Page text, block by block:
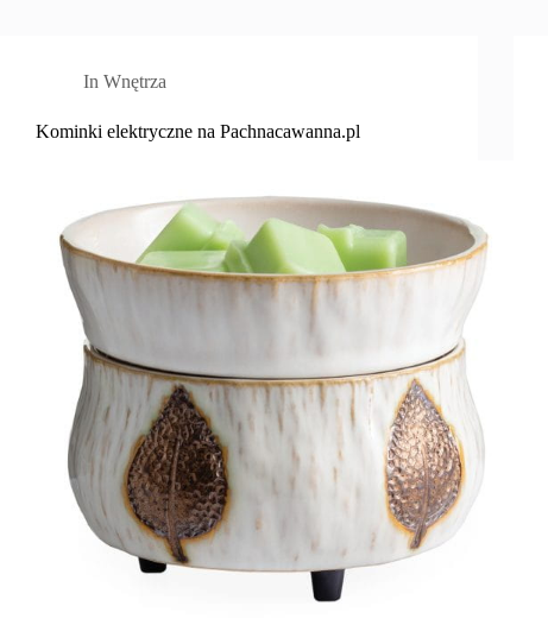
In Wnętrza
Kominki elektryczne na Pachnacawanna.pl